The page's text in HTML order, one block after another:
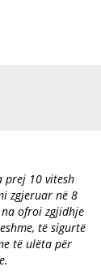
prej 10 vitesh
zgjeruar në 8
na ofroi zgjidhje
të sigurtë
të ulëta për